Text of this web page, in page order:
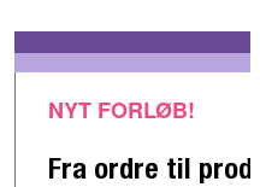
NYT FORLØB!
Fra ordre til